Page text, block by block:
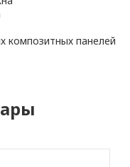
композитных панелей